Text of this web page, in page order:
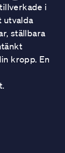
i
utvalda
ställbara
kropp. En